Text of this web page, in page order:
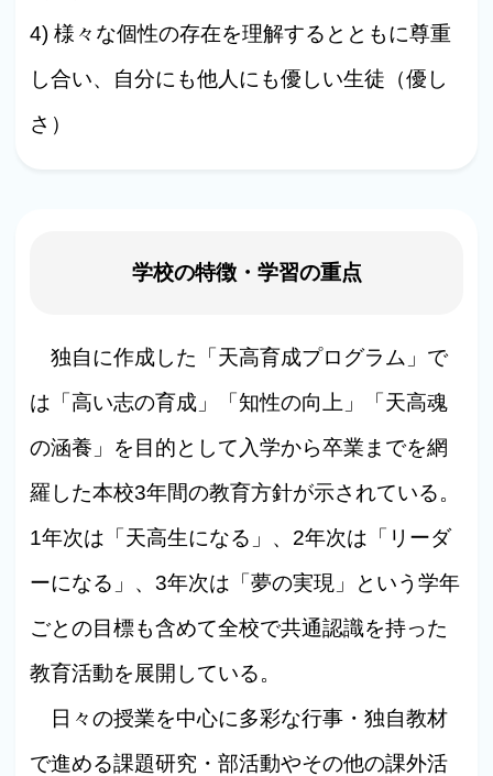
4) 様々な個性の存在を理解するとともに尊重
し合い、自分にも他人にも優しい生徒（優し
さ）
学校の特徴・学習の重点
独自に作成した「天高育成プログラム」で
は「高い志の育成」「知性の向上」「天高魂
の涵養」を目的として入学から卒業までを網
羅した本校3年間の教育方針が示されている。
1年次は「天高生になる」、2年次は「リーダ
ーになる」、3年次は「夢の実現」という学年
ごとの目標も含めて全校で共通認識を持った
教育活動を展開している。
日々の授業を中心に多彩な行事・独自教材
で進める課題研究・部活動やその他の課外活